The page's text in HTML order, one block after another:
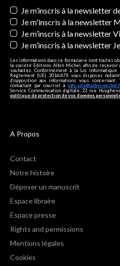
Newsletters
Je m’inscris à la newsletter
Je m'inscris à la newsletter
Je m’inscris à la newsletter
Je m’inscris à la newsletter
Les informations dans ce formulaire sont toutes
la société Editions Albin Michel, afin de
souhaitez. Conformément à la Loi
Règlement (UE) 2016/679, vous disposez
d’opposition aux informations vous
contactant par courriel à info-site@albin-
Service Communication digitale, 22 rue
politique de protection de vos données
A Propos
Contact
Notre histoire
Déposer un manuscrit
Espace libraire
Espace presse
Rights and permissions
Mentions légales
Cookies